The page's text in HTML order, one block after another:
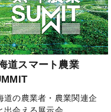
道スマート農業
道の農業者・農業関連企
出会える展示会